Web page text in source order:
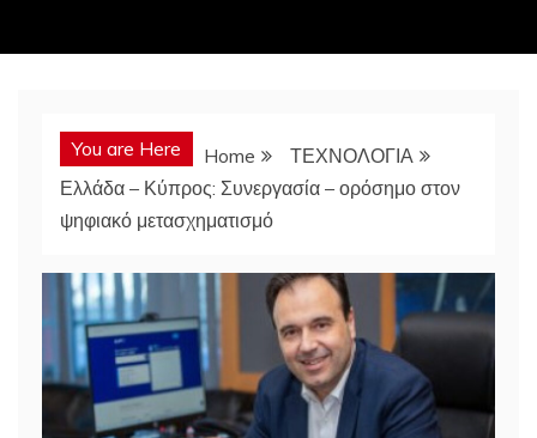
You are Here Home
ΤΕΧΝΟΛΟΓΙΑ
Ελλάδα – Κύπρος: Συνεργασία – ορόσημο στον
ψηφιακό μετασχηματισμό